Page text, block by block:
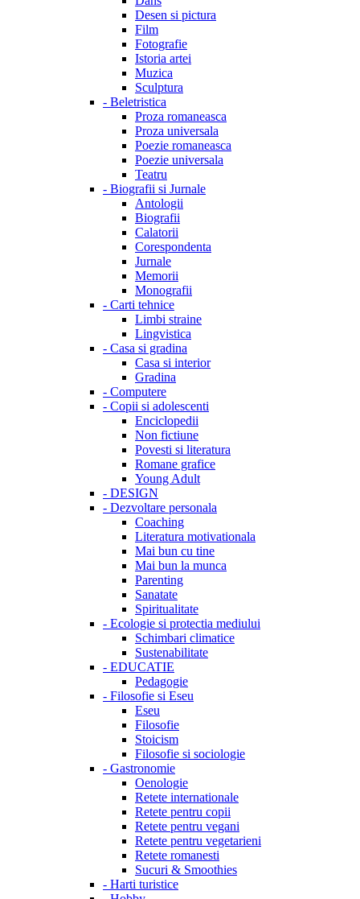
Desen si pictura
Film
Fotografie
Istoria artei
Muzica
Sculptura
- Beletristica
Proza romaneasca
Proza universala
Poezie romaneasca
Poezie universala
Teatru
- Biografii si Jurnale
Antologii
Biografii
Calatorii
Corespondenta
Jurnale
Memorii
Monografii
- Carti tehnice
Limbi straine
Lingvistica
- Casa si gradina
Casa si interior
Gradina
- Computere
- Copii si adolescenti
Enciclopedii
Non fictiune
Povesti si literatura
Romane grafice
Young Adult
- DESIGN
- Dezvoltare personala
Coaching
Literatura motivationala
Mai bun cu tine
Mai bun la munca
Parenting
Sanatate
Spiritualitate
- Ecologie si protectia mediului
Schimbari climatice
Sustenabilitate
- EDUCATIE
Pedagogie
- Filosofie si Eseu
Eseu
Filosofie
Stoicism
Filosofie si sociologie
- Gastronomie
Oenologie
Retete internationale
Retete pentru copii
Retete pentru vegani
Retete pentru vegetarieni
Retete romanesti
Sucuri & Smoothies
- Harti turistice